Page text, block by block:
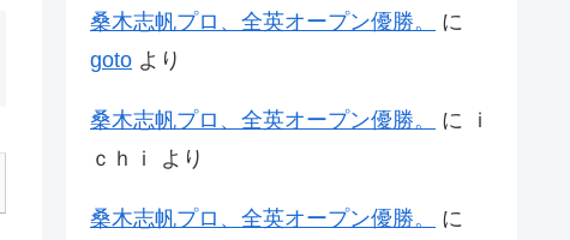
桑木志帆プロ、全英オープン優勝。
に
goto より
桑木志帆プロ、全英オープン優勝。 に
ｉ
ｃｈｉ
より
桑木志帆プロ、全英オープン優勝。
に